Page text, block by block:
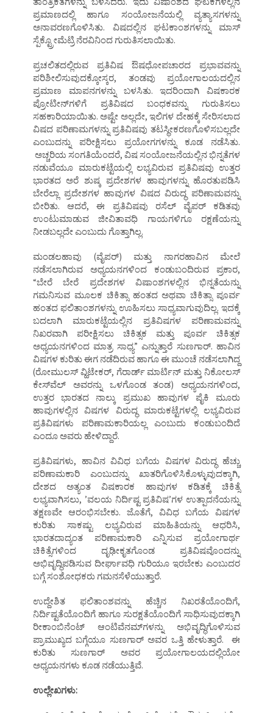
ಪ್ರಮಾಣದಲ್ಲಿ ಹಾಗೂ ಸಂಯೋಜನೆಯಲ್ಲಿ ವ್ಯತ್ಯಾಸಗಳನ್ನು
ಅನಾವರಣಗೊಳಿಸಿತು. ವಿಷದಲ್ಲಿನ ಘಟಕಾಂಶಗಳನ್ನು ಮಾಸ್‌
ಸ್ಪೆಕ್ಟ್ರೋಮೆಟ್ರಿ ನೆರವಿನಿಂದ ಗುರುತಿಸಲಾಯಿತು.
ಪ್ರಚಲಿತದಲ್ಲಿರುವ ಪ್ರತಿವಿಷ ಔಷಧೋಪಚಾರದ ಪ್ರಭಾವವನ್ನು
ಪರಿಶೀಲಿಸುವುದಕ್ಕೋಸ್ಕರ, ತಂಡವು ಪ್ರಯೋಗಾಲಯದಲ್ಲಿನ
ಪ್ರಮಾಣ ಮಾಪನಗಳನ್ನು ಬಳಸಿತು. ಇದರಿಂದಾಗಿ ವಿಷಕಾರಕ
ಪ್ರೋಟೀನ್‌ಗಳಿಗೆ ಪ್ರತಿವಿಷದ ಬಂಧಕವನ್ನು ಗುರುತಿಸಲು
ಸಹಕಾರಿಯಾಯಿತು. ಅಷ್ಟೇ ಅಲ್ಲದೇ, ಇಲಿಗಳ ದೇಹಕ್ಕೆ ಸೇರಿಸಲಾದ
ವಿಷದ ಪರಿಣಾಮಗಳನ್ನು ಪ್ರತಿವಿಷವು ತಟಸ್ಥೀಕರಣಗೊಳಿಸಬಲ್ಲದೇ
ಎಂಬುದನ್ನು ಪರೀಕ್ಷಿಸಲು ಪ್ರಯೋಗಗಳನ್ನು ಕೂಡ ನಡೆಸಿತು.
ಅಚ್ಚರಿಯ ಸಂಗತಿಯೆಂದರೆ, ವಿಷ ಸಂಯೋಜನೆಯಲ್ಲಿನ ಭಿನ್ನತೆಗಳ
ನಡುವೆಯೂ ಮಾರುಕಟ್ಟೆಯಲ್ಲಿ ಲಭ್ಯವಿರುವ ಪ್ರತಿವಿಷವು ಉತ್ತರ
ಭಾರತದ ಅರೆ ಶುಷ್ಕ ಪ್ರದೇಶಗಳ ಹಾವುಗಳನ್ನು ಹೊರತುಪಡಿಸಿ
ಬೇರೆಲ್ಲಾ ಪ್ರದೇಶಗಳ ಹಾವುಗಳ ವಿಷದ ವಿರುದ್ಧ ಪರಿಣಾಮವನ್ನು
ಬೀರಿತು. ಆದರೆ, ಈ ಪ್ರತಿವಿಷವು ರಸೆಲ್‌ ವೈಪರ್‌ ಕಡಿತವು
ಉಂಟುಮಾಡುವ ಜೀವಿತಾವಧಿ ಗಾಯಗಳಿಗೂ ರಕ್ಷಣೆಯನ್ನು
ನೀಡಬಲ್ಲದೇ ಎಂಬುದು ಗೊತ್ತಾಗಿಲ್ಲ.
ಮಂಡಲಹಾವು (ವೈಪರ್‌) ಮತ್ತು ನಾಗರಹಾವಿನ ಮೇಲೆ
ನಡೆಸಲಾಗಿರುವ ಅಧ್ಯಯನಗಳಿಂದ ಕಂಡುಬಂದಿರುವ ಪ್ರಕಾರ,
“ಬೇರೆ ಬೇರೆ ಪ್ರದೇಶಗಳ ವಿಷಾಂಶಗಳಲ್ಲಿನ ಭಿನ್ನತೆಯನ್ನು
ಗಮನಿಸುವ ಮೂಲಕ ಚಿಕಿತ್ಸಾ ಹಂತದ ಅಥವಾ ಚಿಕಿತ್ಸಾ ಪೂರ್ವ
ಹಂತದ ಫಲಿತಾಂಶಗಳನ್ನು ಊಹಿಸಲು ಸಾಧ್ಯವಾಗುವುದಿಲ್ಲ. ಇದಕ್ಕೆ
ಬದಲಾಗಿ ಮಾರುಕಟ್ಟೆಯಲ್ಲಿನ ಪ್ರತಿವಿಷಗಳ ಪರಿಣಾಮವನ್ನು
ನಿಖರವಾಗಿ ಪರೀಕ್ಷಿಸಲು ಚಿಕಿತ್ಸಕ ಮತ್ತು ಪೂರ್ವ ಚಿಕಿತ್ಸಕ
ಅಧ್ಯಯನಗಳಿಂದ ಮಾತ್ರ ಸಾಧ್ಯ” ಎನ್ನುತ್ತಾರೆ ಸುಣಗಾರ್‌. ಹಾವಿನ
ವಿಷಗಳ ಕುರಿತು ಈಗ ನಡೆದಿರುವ ಹಾಗೂ ಈ ಮುಂಚೆ ನಡೆಸಲಾಗಿದ್ದ
(ರೋಮುಲಸ್‌ ವ್ಹಿಟೇಕರ್‌, ಗೆರಾರ್ಡ್‌ ಮಾರ್ಟಿನ್‌ ಮತ್ತು ನಿಕೋಲಸ್‌
ಕೇಸ್‌ವೆಲ್‌ ಅವರನ್ನು ಒಳಗೊಂಡ ತಂಡ) ಅಧ್ಯಯನಗಳಿಂದ,
ಉತ್ತರ ಭಾರತದ ನಾಲ್ಕು ಪ್ರಮುಖ ಹಾವುಗಳ ಪೈಕಿ ಮೂರು
ಹಾವುಗಳಲ್ಲಿನ ವಿಷಗಳ ವಿರುದ್ಧ ಮಾರುಕಟ್ಟೆಗಳಲ್ಲಿ ಲಭ್ಯವಿರುವ
ಪ್ರತಿವಿಷಗಳು ಪರಿಣಾಮಕಾರಿಯಲ್ಲ ಎಂಬುದು ಕಂಡುಬಂದಿದೆ
ಎಂದೂ ಅವರು ಹೇಳಿದ್ದಾರೆ.
ಪ್ರತಿವಿಷಗಳು, ಹಾವಿನ ವಿವಿಧ ಬಗೆಯ ವಿಷಗಳ ವಿರುದ್ಧ ಹೆಚ್ಚು
ಪರಿಣಾಮಕಾರಿ ಎಂಬುದನ್ನು ಖಾತರಿಗೊಳಿಸಿಕೊಳ್ಳುವುದಕ್ಕಾಗಿ,
ದೇಶದ ಅತ್ಯಂತ ವಿಷಕಾರಕ ಹಾವುಗಳ ಕಡಿತಕ್ಕೆ ಚಿಕಿತ್ಸೆ
ಲಭ್ಯವಾಗಿಸಲು, ʼವಲಯ ನಿರ್ದಿಷ್ಟ ಪ್ರತಿವಿಷʼಗಳ ಉತ್ಪಾದನೆಯನ್ನು
ತಕ್ಷಣವೇ ಆರಂಭಿಸಬೇಕು. ಜೊತೆಗೆ, ವಿವಿಧ ಬಗೆಯ ವಿಷಗಳ
ಕುರಿತು ಸಾಕಷ್ಟು ಲಭ್ಯವಿರುವ ಮಾಹಿತಿಯನ್ನು ಆಧರಿಸಿ,
ಭಾರತದಾದ್ಯಂತ ಪರಿಣಾಮಕಾರಿ ಎನ್ನಿಸುವ ಪ್ರಯೋಗಾರ್ಥ
ಚಿಕಿತ್ಸೆಗಳಿಂದ ದೃಢೀಕೃತಗೊಂಡ ಪ್ರತಿವಿಷವೊಂದನ್ನು
ಅಭಿವೃದ್ಧಿಪಡಿಸುವ ದೀರ್ಘಾವಧಿ ಗುರಿಯೂ ಇರಬೇಕು ಎಂಬುದರ
ಬಗ್ಗೆ ಸಂಶೋಧಕರು ಗಮನಸೆಳೆಯುತ್ತಾರೆ.
ಉದ್ದೇಶಿತ ಫಲಿತಾಂಶವನ್ನು ಹೆಚ್ಚಿನ ನಿಖರತೆಯೊಂದಿಗೆ,
ನಿರ್ದಿಷ್ಟತೆಯೊಂದಿಗೆ ಹಾಗೂ ಸುರಕ್ಷತೆಯೊಂದಿಗೆ ಸಾಧಿಸುವುದಕ್ಕಾಗಿ
ರೀಕಾಂಬಿನೆಂಟ್‌ ಆಂಟಿವೆನಮ್‌ಗಳನ್ನು ಅಭಿವೃದ್ಧಿಗೊಳಿಸುವ
ಪ್ರಾಮುಖ್ಯದ ಬಗ್ಗೆಯೂ ಸುಣಗಾರ್‌ ಅವರ ಒತ್ತಿ ಹೇಳುತ್ತಾರೆ. ಈ
ಕುರಿತು ಸುಣಗಾರ್‌ ಅವರ ಪ್ರಯೋಗಾಲಯದಲ್ಲಿಯೋ
ಅಧ್ಯಯನಗಳು ಕೂಡ ನಡೆಯುತ್ತಿವೆ.
ಉಲ್ಲೇಖಗಳು: